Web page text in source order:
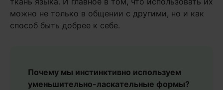
можно не только в общении с другими, но и как
способ быть добрее к себе.
Почему мы инстинктивно используем
уменьшительно-ласкательные формы?